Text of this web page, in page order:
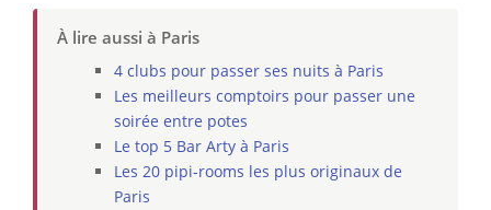
À lire aussi à Paris
4 clubs pour passer ses nuits à Paris
Les meilleurs comptoirs pour passer une
soirée entre potes
Le top 5 Bar Arty à Paris
Les 20 pipi-rooms les plus originaux de
Paris